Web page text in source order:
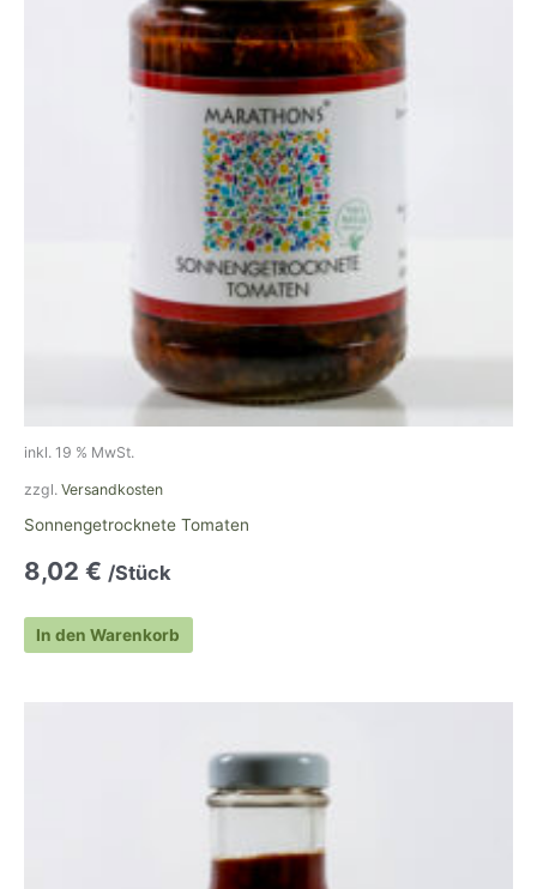
inkl. 19 % MwSt.
zzgl. Versandkosten
Sonnengetrocknete Tomaten
8,02 € /Stück
In den Warenkorb